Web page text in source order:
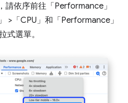
請依序前往「Performance」
>「CPU」 和「Performance」
式選單。